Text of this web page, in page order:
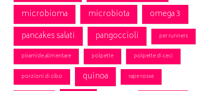
microbioma
microbiota
omega 3
pancakes salati
pangoccioli per runners
piramide alimentare polpette polpette di ceci
porzioni di cibo quinoa rape rosse